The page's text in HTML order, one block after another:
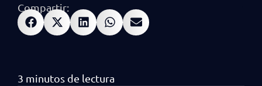
Compartir: